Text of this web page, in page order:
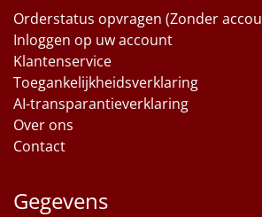
Alle overige
Orderstatus opvragen (Zonder
Inloggen op uw account
Klantenservice
Toegankelijkheidsverklaring
AI-transparantieverklaring
Over ons
Contact
Gegevens